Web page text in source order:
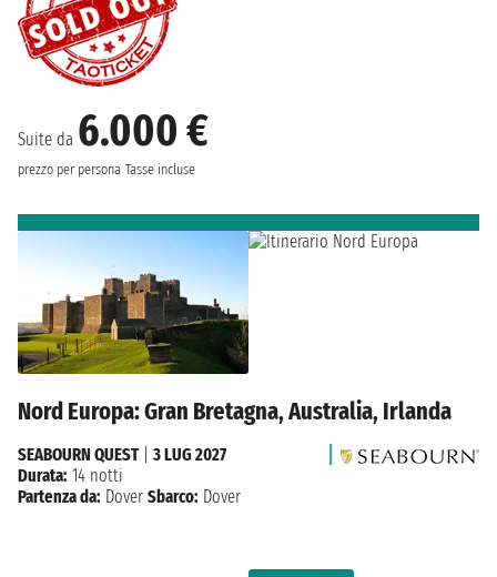
Suite da 6.000 €
prezzo per persona Tasse incluse
Nord Europa: Gran Bretagna, Australia, Irlanda
SEABOURN QUEST| 3 LUG 2027
Durata: 14 notti
Partenza da: Dover Sbarco: Dover